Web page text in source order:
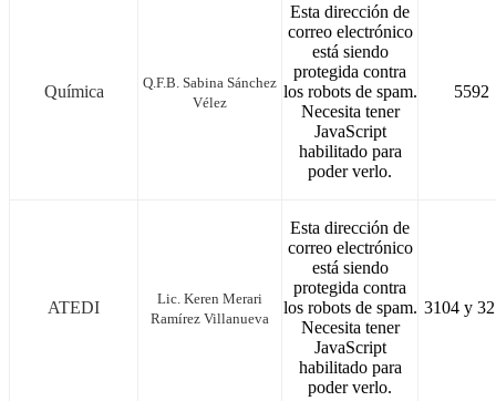
Química
Q.F.B. Sabina Sánchez
Vélez
Esta dirección de
correo electrónico
está siendo
protegida contra
los robots de spam.
Necesita tener
JavaScript
habilitado para
poder verlo.
5592
ATEDI
Lic. Keren Merari
Ramírez Villanueva
Esta dirección de
correo electrónico
está siendo
protegida contra
los robots de spam.
Necesita tener
JavaScript
habilitado para
poder verlo.
3104 y